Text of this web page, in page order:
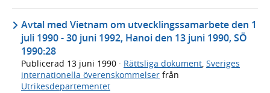
Avtal med Vietnam om utvecklingssamarbete den 1
juli 1990 - 30 juni 1992, Hanoi den 13 juni 1990, SÖ
1990:28
Publicerad 13 juni 1990 · Rättsliga dokument, Sveriges
internationella överenskommelser från
Utrikesdepartementet